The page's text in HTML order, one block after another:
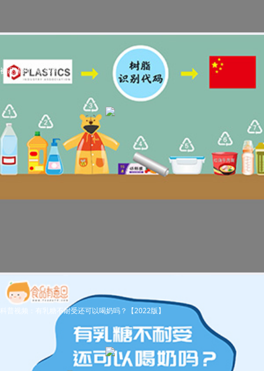
被误解的“7号”塑料
科普视频：有乳糖不耐受还可以喝奶吗？【2022版】